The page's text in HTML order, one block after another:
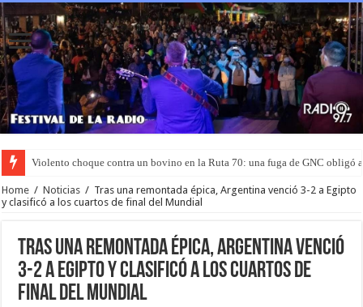
Violento choque contra un bovino en la Ruta 70: una fuga de GNC obligó
Murió el joven que había sido rociado con nafta y prendido fuego en San
Home / Noticias / Tras una remontada épica, Argentina venció 3-2 a Egipto
y clasificó a los cuartos de final del Mundial
Tras una remontada épica, Argentina venció
3-2 a Egipto y clasificó a los cuartos de
final del Mundial